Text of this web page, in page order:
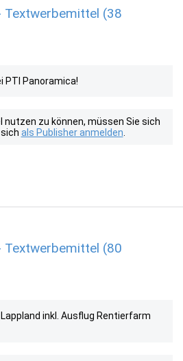
(38
PTI Panoramica!
nutzen zu können, müssen Sie sich
als Publisher anmelden
(80
inkl. Ausflug Rentierfarm